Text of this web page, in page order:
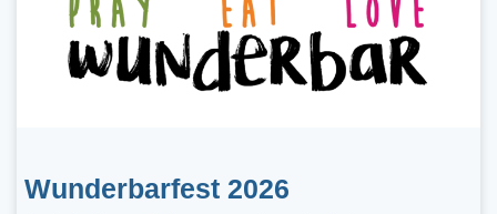
Wunderbarfest 2026